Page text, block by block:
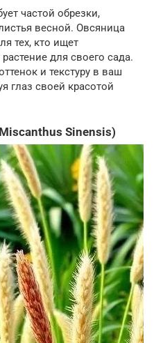
частой обрезки,
весной. Овсяница
тех, кто ищет
для своего сада.
и текстуру в ваш
глаз своей красотой
Sinensis)